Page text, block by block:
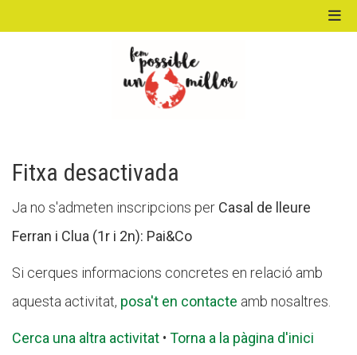
Fitxa desactivada
Ja no s'admeten inscripcions per Casal de lleure
Ferran i Clua (1r i 2n): Pai&Co
Si cerques informacions concretes en relació amb
aquesta activitat, posa't en contacte amb nosaltres.
Cerca una altra activitat • Torna a la pàgina d'inici
ACTIVITATS D'ESTIU
MÓN ESCOLAR
ALBERG CENTRE ESPLAI
FORMACIÓ